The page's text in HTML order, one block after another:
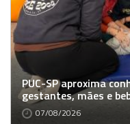
PUC-SP aproxima
gestantes, mães e
07/08/2026